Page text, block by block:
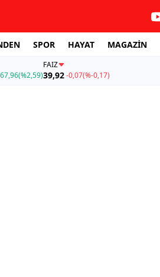
SPOR HAYAT MAGAZİN
(%2,59)
FAİZ
39,92-0,07(%-0,17)